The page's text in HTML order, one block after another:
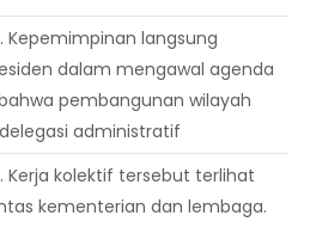
Kepemimpinan langsung
dalam mengawal agenda
pembangunan wilayah
administratif
Kerja kolektif tersebut terlihat
kementerian dan lembaga.